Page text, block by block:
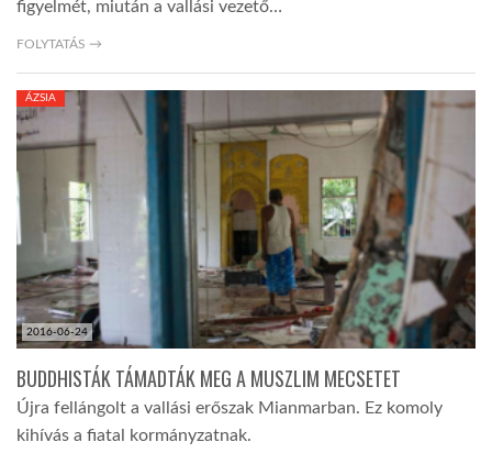
figyelmét, miután a vallási vezető…
FOLYTATÁS →
2016-06-24
ÁZSIA
BUDDHISTÁK TÁMADTÁK MEG A MUSZLIM MECSETET
Újra fellángolt a vallási erőszak Mianmarban. Ez komoly
kihívás a fiatal kormányzatnak.